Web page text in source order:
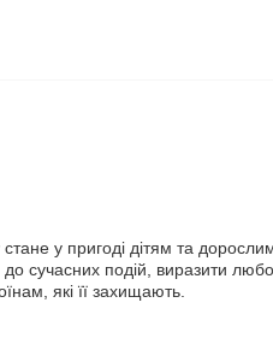
стане у пригоді дітям та
сучасних подій, виразити
які її захищають.